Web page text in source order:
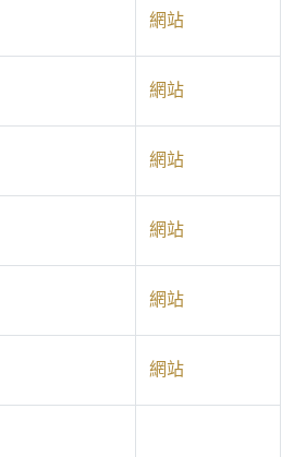
網站
網站
網站
網站
網站
網站